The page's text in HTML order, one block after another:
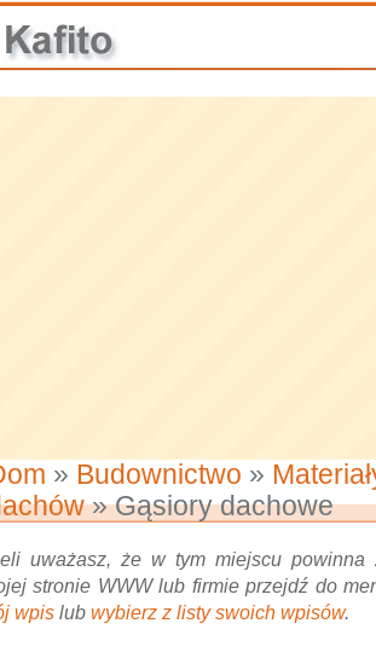
» Budownictwo »
» Gąsiory dachowe
uważasz, że w tym miejscu powinna
stronie WWW lub firmie przejdź do
wpis lub wybierz z listy swoich wpisów.